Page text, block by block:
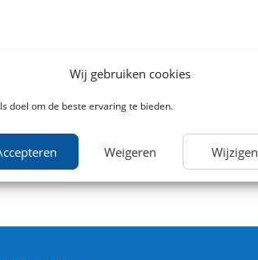
Wij gebruiken cookies
doel om de beste ervaring te bieden.
Weigeren Wijzigen